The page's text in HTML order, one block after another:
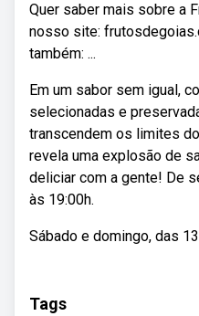
Quer saber mais sobre a
nosso site:
também: ...
Em um sabor sem igual,
selecionadas e
transcendem os limites
revela uma explosão de
deliciar com a gente! De
às 19:00h.
Sábado e domingo, das
Tags